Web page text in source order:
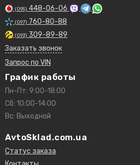
(095) 448-06-06
(097) 760-80-88
(093) 309-89-89
Заказать звонок
Запрос по VIN
График работы
Пн-Пт: 9:00-18:00
Сб: 10:00-14:00
Вс: Выходной
AvtoSklad.com.ua
Статус заказа